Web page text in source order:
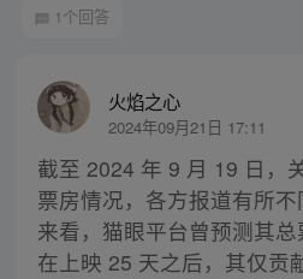
1个回答
火焰之心
2024年09月21日 17:11
截至 2024 年 9 月 19 日，
票房情况，各方报道有所
来看，猫眼平台曾预测其
在上映 25 天之后，其仅贡